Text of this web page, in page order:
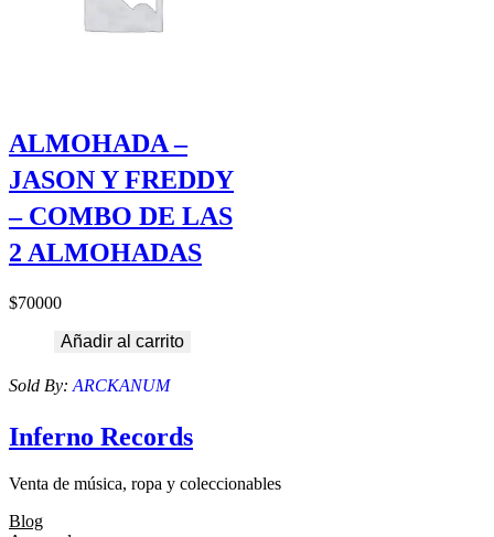
ALMOHADA –
JASON Y FREDDY
– COMBO DE LAS
2 ALMOHADAS
$70000
Añadir al carrito
Sold By: ARCKANUM
Inferno Records
Venta de música, ropa y coleccionables
Blog